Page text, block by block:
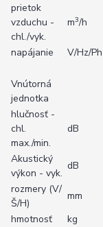
prietok
vzduchu -
chl./vyk.
m3/h
napájanie V/Hz/Ph
Vnútorná
jednotka
hlučnosť -
chl.
max./min.
dB
Akustický
výkon - vyk.
dB
rozmery (V/
Š/H)
mm
hmotnosť
kg